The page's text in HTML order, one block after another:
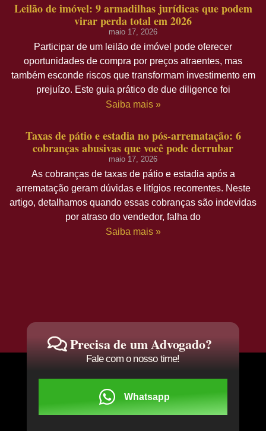
Leilão de imóvel: 9 armadilhas jurídicas que podem
virar perda total em 2026
maio 17, 2026
Participar de um leilão de imóvel pode oferecer
oportunidades de compra por preços atraentes, mas
também esconde riscos que transformam investimento em
prejuízo. Este guia prático de due diligence foi
Saiba mais »
Taxas de pátio e estadia no pós-arrematação: 6
cobranças abusivas que você pode derrubar
maio 17, 2026
As cobranças de taxas de pátio e estadia após a
arrematação geram dúvidas e litígios recorrentes. Neste
artigo, detalhamos quando essas cobranças são indevidas
por atraso do vendedor, falha do
Saiba mais »
Precisa de um Advogado?
Fale com o nosso time!
Whatsapp